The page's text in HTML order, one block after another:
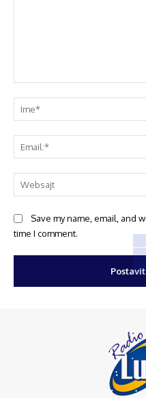
Save my name, email, and
time I comment.